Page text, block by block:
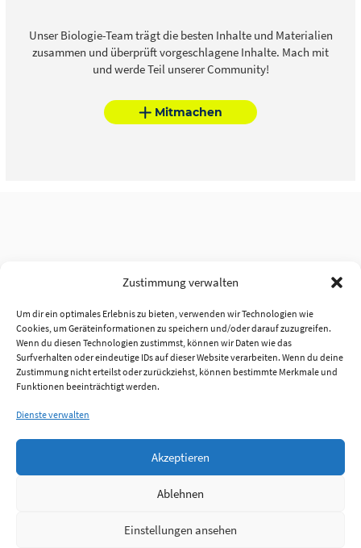
Zustimmung verwalten
Um dir ein optimales Erlebnis zu bieten, verwenden wir Technologien wie
Cookies, um Geräteinformationen zu speichern und/oder darauf zuzugreifen.
Wenn du diesen Technologien zustimmst, können wir Daten wie das
Surfverhalten oder eindeutige IDs auf dieser Website verarbeiten. Wenn du deine
Zustimmung nicht erteilst oder zurückziehst, können bestimmte Merkmale und
Funktionen beeinträchtigt werden.
Dienste verwalten
Akzeptieren
Ablehnen
Einstellungen ansehen
Unser Biologie-Team trägt die besten Inhalte und Materialien
zusammen und überprüft vorgeschlagene Inhalte. Mach mit
und werde Teil unserer Community!
Mitmachen
Anmelden